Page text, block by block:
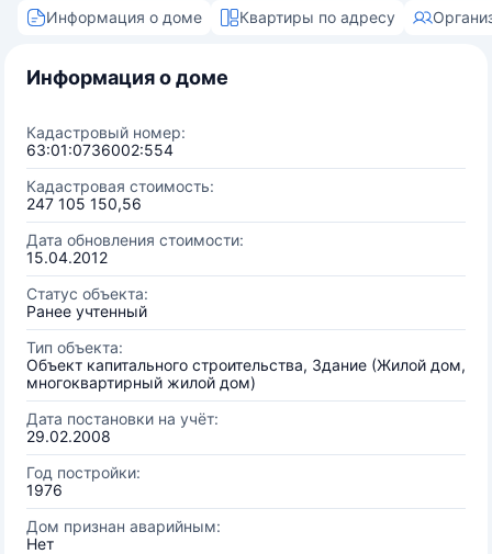
Информация о доме Квартиры по адресу
Информация о доме
Кадастровый номер:
63:01:0736002:554
Кадастровая стоимость:
247 105 150,56
Дата обновления стоимости:
15.04.2012
Статус объекта:
Ранее учтенный
Тип объекта:
Объект капитального строительства, Здание (Жилой дом,
многоквартирный жилой дом)
Дата постановки на учёт:
29.02.2008
Год постройки:
1976
Дом признан аварийным:
Нет